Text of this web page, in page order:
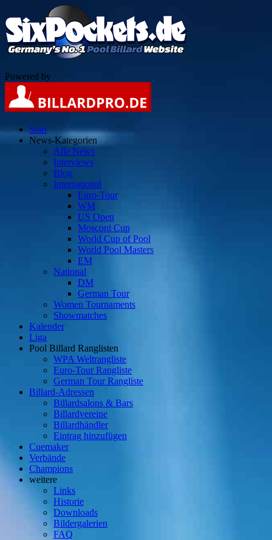
Powered by
Start
News-Kategorien
Alle News
Interviews
Blog
International
Euro-Tour
WM
US Open
Mosconi Cup
World Cup of Pool
World Pool Masters
EM
National
DM
German Tour
Women Tournaments
Showmatches
Kalender
Liga
Pool Billard Ranglisten
WPA Weltrangliste
Euro-Tour Rangliste
German Tour Rangliste
Billard-Adressen
Billardsalons & Bars
Billardvereine
Billardhändler
Eintrag hinzufügen
Cuemaker
Verbände
Champions
weitere
Links
Historie
Downloads
Bildergalerien
FAQ